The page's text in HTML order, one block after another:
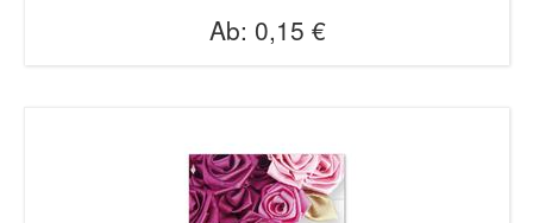
Ab: 0,15 €